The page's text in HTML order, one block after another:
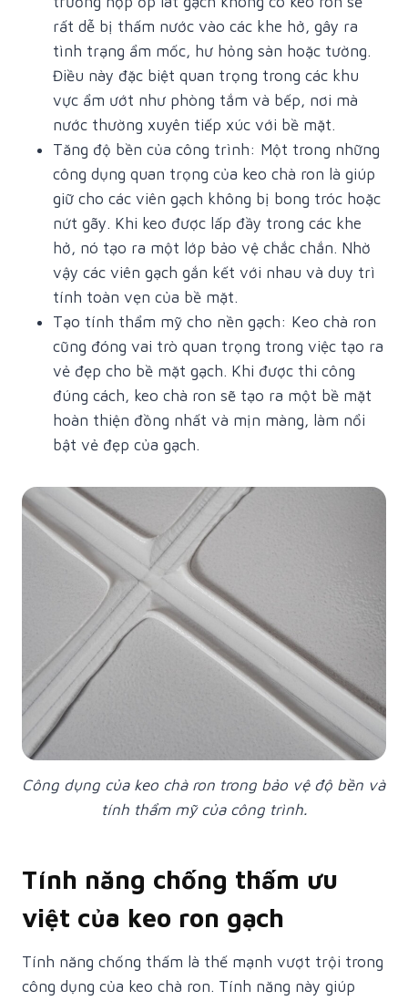
rất dễ bị thấm nước vào các khe hở, gây ra
tình trạng ẩm mốc, hư hỏng sàn hoặc tường.
Điều này đặc biệt quan trọng trong các khu
vực ẩm ướt như phòng tắm và bếp, nơi mà
nước thường xuyên tiếp xúc với bề mặt.
Tăng độ bền của công trình: Một trong những
công dụng quan trọng của keo chà ron là giúp
giữ cho các viên gạch không bị bong tróc hoặc
nứt gãy. Khi keo được lấp đầy trong các khe
hở, nó tạo ra một lớp bảo vệ chắc chắn. Nhờ
vậy các viên gạch gắn kết với nhau và duy trì
tính toàn vẹn của bề mặt.
Tạo tính thẩm mỹ cho nền gạch: Keo chà ron
cũng đóng vai trò quan trọng trong việc tạo ra
vẻ đẹp cho bề mặt gạch. Khi được thi công
đúng cách, keo chà ron sẽ tạo ra một bề mặt
hoàn thiện đồng nhất và mịn màng, làm nổi
bật vẻ đẹp của gạch.
Công dụng của keo chà ron trong bảo vệ độ bền và
tính thẩm mỹ của công trình.
Tính năng chống thấm ưu
việt của keo ron gạch
Tính năng chống thấm là thế mạnh vượt trội trong
công dụng của keo chà ron. Tính năng này giúp